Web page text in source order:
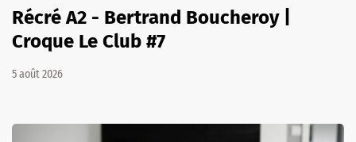
Récré A2 - Bertrand Boucheroy |
Croque Le Club #7
5 août 2026